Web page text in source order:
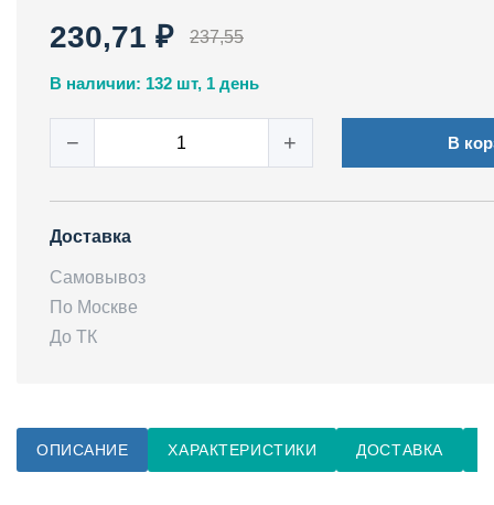
230,71 ₽ 237,55
В наличии: 132 шт, 1 день
− + В
Доставка
Самовывоз
По Москве
До ТК
ОПИСАНИЕ ХАРАКТЕРИСТИКИ ДОСТАВКА